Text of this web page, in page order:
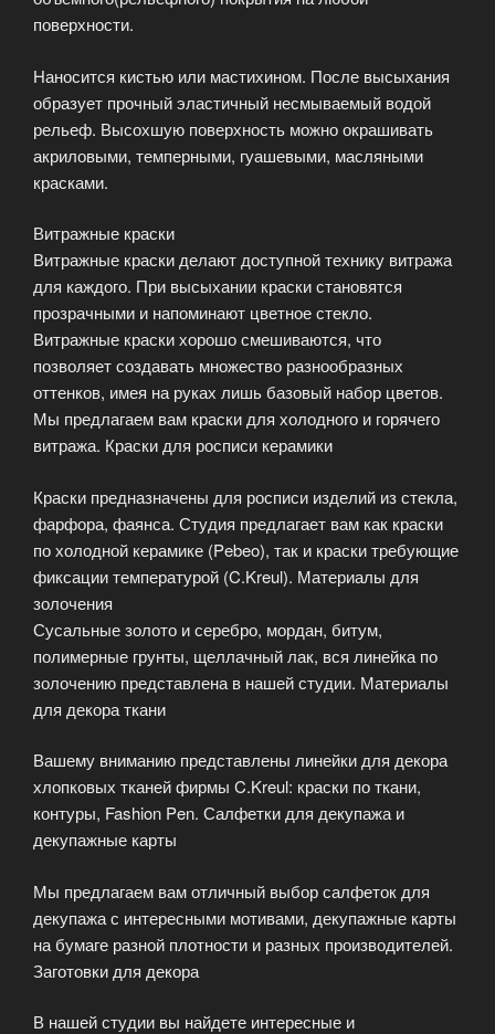
поверхности.
Наносится кистью или мастихином. После высыхания
образует прочный эластичный несмываемый водой
рельеф. Высохшую поверхность можно окрашивать
акриловыми, темперными, гуашевыми, масляными
красками.
Витражные краски
Витражные краски делают доступной технику витража
для каждого. При высыхании краски становятся
прозрачными и напоминают цветное стекло.
Витражные краски хорошо смешиваются, что
позволяет создавать множество разнообразных
оттенков, имея на руках лишь базовый набор цветов.
Мы предлагаем вам краски для холодного и горячего
витража. Краски для росписи керамики
Краски предназначены для росписи изделий из стекла,
фарфора, фаянса. Студия предлагает вам как краски
по холодной керамике (Pebeo), так и краски требующие
фиксации температурой (C.Kreul). Материалы для
золочения
Сусальные золото и серебро, мордан, битум,
полимерные грунты, щеллачный лак, вся линейка по
золочению представлена в нашей студии. Материалы
для декора ткани
Вашему вниманию представлены линейки для декора
хлопковых тканей фирмы C.Kreul: краски по ткани,
контуры, Fashion Pen. Салфетки для декупажа и
декупажные карты
Мы предлагаем вам отличный выбор салфеток для
декупажа с интересными мотивами, декупажные карты
на бумаге разной плотности и разных производителей.
Заготовки для декора
В нашей студии вы найдете интересные и